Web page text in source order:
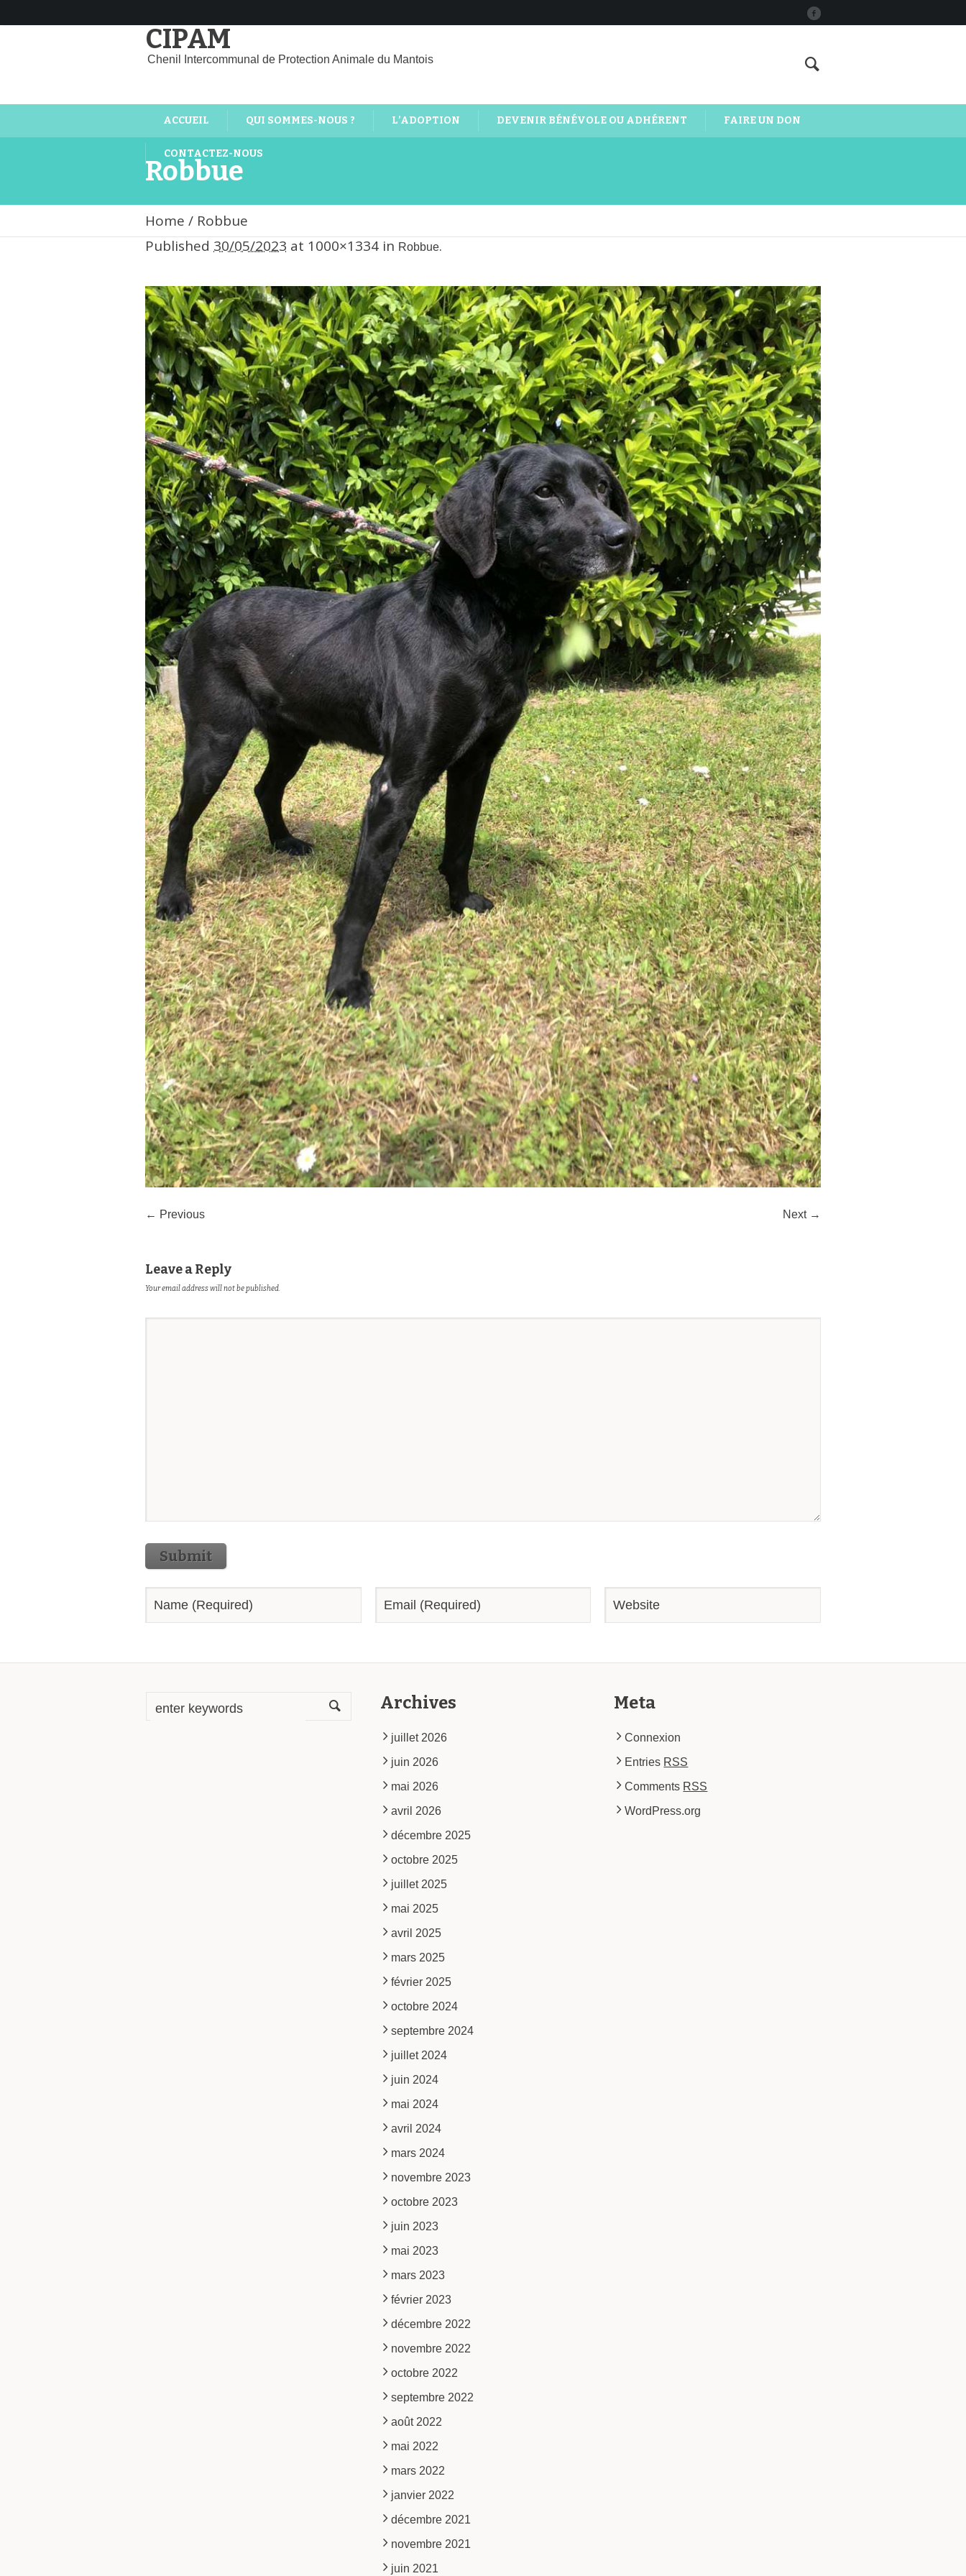
CIPAM
Chenil Intercommunal de Protection Animale du Mantois
ACCUEIL QUI SOMMES-NOUS ? L’ADOPTION DEVENIR BÉNÉVOLE OU ADHÉRENT FAIRE UN DON
CONTACTEZ-NOUS
Robbue
Home / Robbue
Published 30/05/2023 at 1000×1334 in Robbue.
← Previous Next →
Leave a Reply
Your email address will not be published.
Submit
Archives
juillet 2026
juin 2026
mai 2026
avril 2026
décembre 2025
octobre 2025
juillet 2025
mai 2025
avril 2025
mars 2025
février 2025
octobre 2024
septembre 2024
juillet 2024
juin 2024
mai 2024
avril 2024
mars 2024
novembre 2023
octobre 2023
juin 2023
mai 2023
mars 2023
février 2023
décembre 2022
novembre 2022
octobre 2022
septembre 2022
août 2022
mai 2022
mars 2022
janvier 2022
décembre 2021
novembre 2021
juin 2021
Meta
Connexion
Entries RSS
Comments RSS
WordPress.org